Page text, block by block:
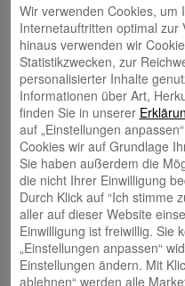
Name *
E-Mail*
Website
Solve Captcha*
Wir verwenden Cookies, um
Internetauftritten optimal zur
hinaus verwenden wir
Statistikzwecken, zur
personalisierter Inhalte
Informationen über Art,
finden Sie in unserer
auf „Einstellungen
Cookies wir auf Grundlage
Sie haben außerdem die
die nicht Ihrer Einwilligung
Durch Klick auf “Ich stimme
aller auf dieser Website
Einwilligung ist freiwillig. Sie
„Einstellungen anpassen“
Einstellungen ändern. Mit
ablehnen“ werden alle